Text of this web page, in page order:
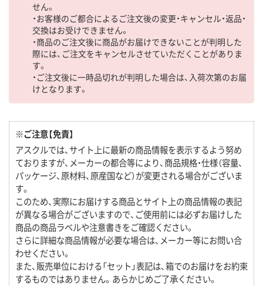
せん。
・お客様のご都合によるご注文後の変更・キャンセル・返品・
交換はお受けできません。
・商品のご注文後に商品がお届けできないことが判明した
際には、ご注文をキャンセルさせていただくことがありま
す。
・ご注文後に一時品切れが判明した場合は、入荷次第のお届
けとなります。
※ご注意【免責】
アスクルでは、サイト上に最新の商品情報を表示するよう努め
ておりますが、メーカーの都合等により、商品規格・仕様（容量、
パッケージ、原材料、原産国など）が変更される場合がございま
す。
このため、実際にお届けする商品とサイト上の商品情報の表記
が異なる場合がございますので、ご使用前には必ずお届けした
商品の商品ラベルや注意書きをご確認ください。
さらに詳細な商品情報が必要な場合は、メーカー等にお問い合
わせください。
また、販売単位における「セット」表記は、箱でのお届けをお約束
するものではありません。あらかじめご了承ください。